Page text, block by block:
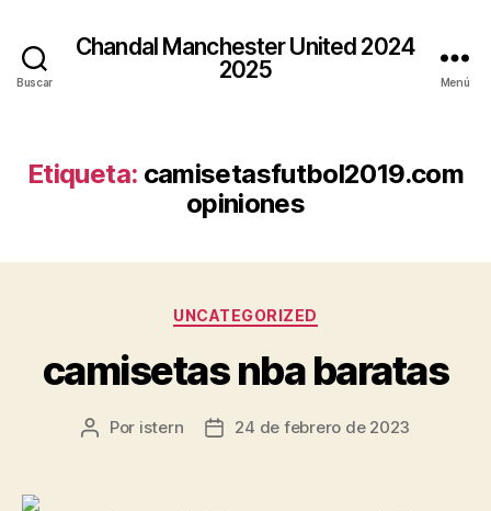
Buscar
Chandal Manchester United 2024
2025
Menú
Etiqueta: camisetasfutbol2019.com
opiniones
Categorías
UNCATEGORIZED
camisetas nba baratas
Autor
Por istern
Fecha24 de febrero de 2023